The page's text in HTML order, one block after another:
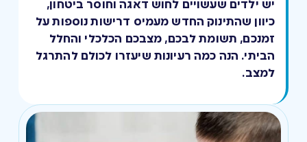
יש ילדים שעשויים לחוש דאגה וחוסר ביטחון,
כיוון שהתינוק החדש מעמיס דרישות נוספות על
זמנכם, תשומת לבכם, מצבכם הכלכלי והחלל
הביתי. הנה כמה רעיונות שיעזרו לכולם להתרגל
למצב.